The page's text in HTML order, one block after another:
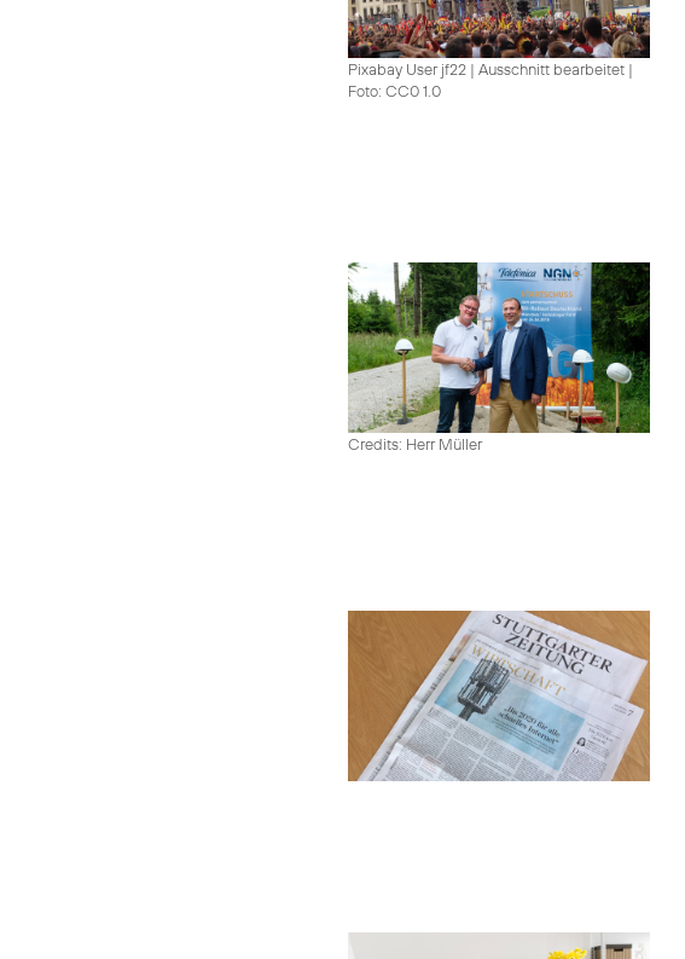
Pixabay User jf22 | Ausschnitt bearbeitet |
Foto: CC0 1.0
Credits: Herr Müller